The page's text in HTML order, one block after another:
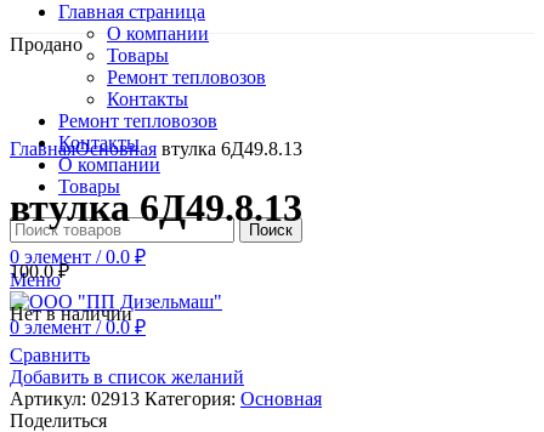
Главная страница
О компании
Товары
Ремонт тепловозов
Контакты
Ремонт тепловозов
Контакты
О компании
Товары
Поиск
0 элемент / 0.0 ₽
Меню
0элемент / 0.0₽
Продано
Нажмите, чтобы увеличить
ГлавнаяОсновная втулка 6Д49.8.13
втулка 6Д49.8.13
100.0₽
Нет в наличии
Сравнить
Добавить в список желаний
Артикул: 02913 Категория: Основная
Поделиться